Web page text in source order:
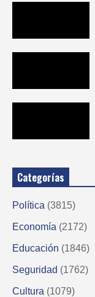
Categorías
Política (3815)
Economía (2172)
Educación (1846)
Seguridad (1762)
Cultura (1079)